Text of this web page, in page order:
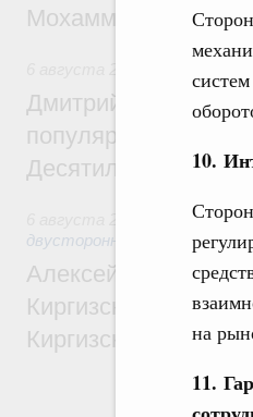
10.
на
11.
Мохаммадом
Дмитрий
популярного
Десятилетия науки
двусторонней основе
Алексей Оверчук
Киргизского
Киргизской